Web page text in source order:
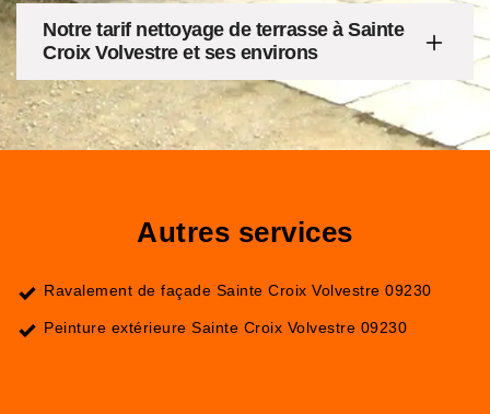
Notre tarif nettoyage de terrasse à Sainte
Croix Volvestre et ses environs
Autres services
Ravalement de façade Sainte Croix Volvestre 09230
Peinture extérieure Sainte Croix Volvestre 09230